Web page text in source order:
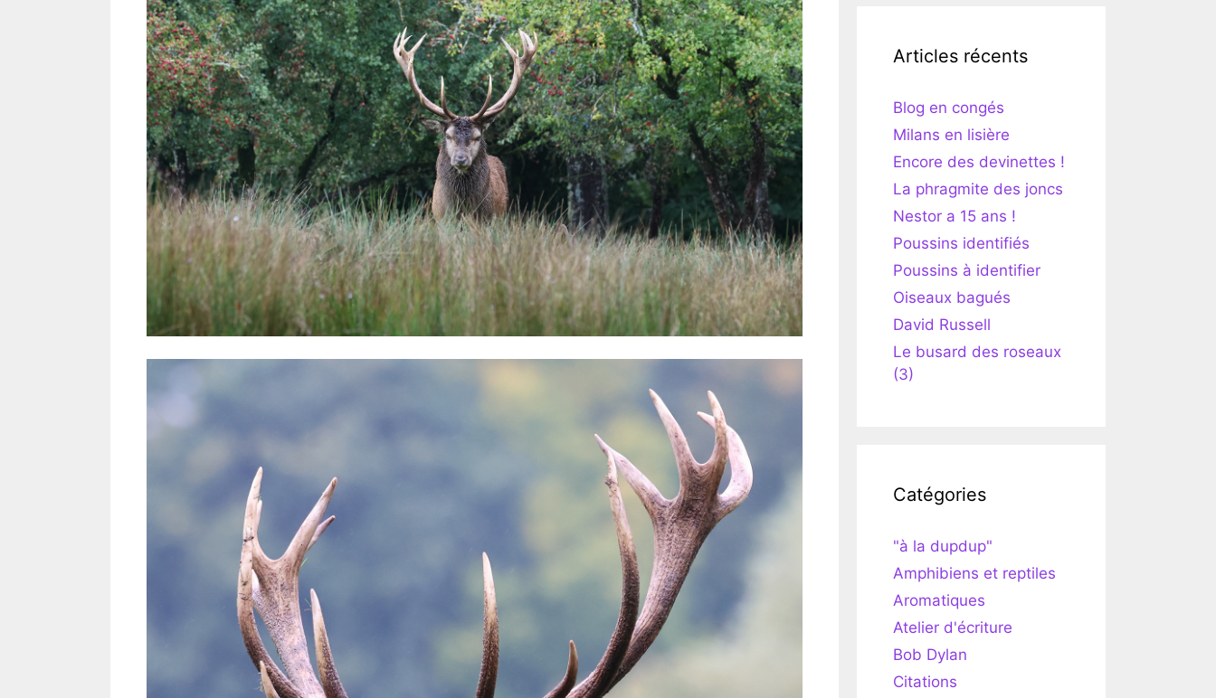
Articles récents
Blog en congés
Milans en lisière
Encore des devinettes !
La phragmite des joncs
Nestor a 15 ans !
Poussins identifiés
Poussins à identifier
Oiseaux bagués
David Russell
Le busard des roseaux
(3)
Catégories
"à la dupdup"
Amphibiens et reptiles
Aromatiques
Atelier d'écriture
Bob Dylan
Citations